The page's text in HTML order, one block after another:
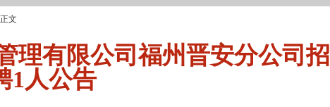
文
理有限公司福州晋安分公司招
1人公告